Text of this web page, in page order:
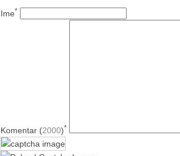
Ime*
Komentar (2000)*